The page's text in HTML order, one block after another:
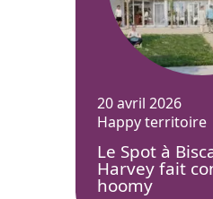
20 avril 2026
Happy territoire
Le Spot à
Harvey fait
hoomy